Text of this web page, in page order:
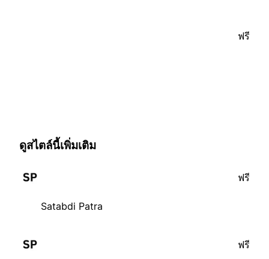
ฟรี
ดูสไตล์นี้เพิ่มเติม
Satabdi Patra
ฟรี
ฟรี